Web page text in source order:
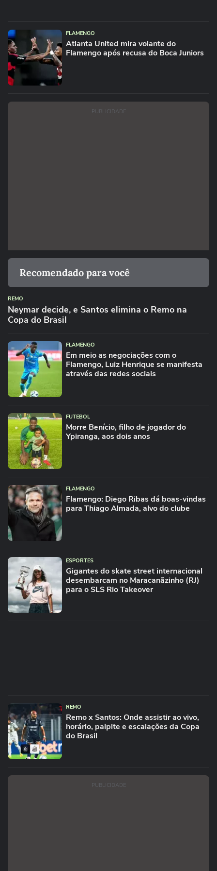
FLAMENGO
Atlanta United mira volante do
Flamengo após recusa do Boca Juniors
PUBLICIDADE
Recomendado para você
REMO
Neymar decide, e Santos elimina o Remo na
Copa do Brasil
FLAMENGO
Em meio as negociações com o
Flamengo, Luiz Henrique se manifesta
através das redes sociais
FUTEBOL
Morre Benício, filho de jogador do
Ypiranga, aos dois anos
FLAMENGO
Flamengo: Diego Ribas dá boas-vindas
para Thiago Almada, alvo do clube
ESPORTES
Gigantes do skate street internacional
desembarcam no Maracanãzinho (RJ)
para o SLS Rio Takeover
REMO
Remo x Santos: Onde assistir ao vivo,
horário, palpite e escalações da Copa
do Brasil
PUBLICIDADE